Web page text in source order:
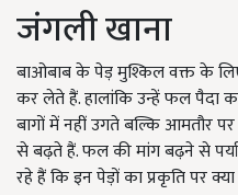
जंगली खाना
बाओबाब के पेड़ मुश्किल वक्त के
कर लेते हैं. हालांकि उन्हें फल पैदा
बागों में नहीं उगते बल्कि आमतौर
से बढ़ते हैं. फल की मांग बढ़ने से
रहे हैं कि इन पेड़ों का प्रकृति पर क्या